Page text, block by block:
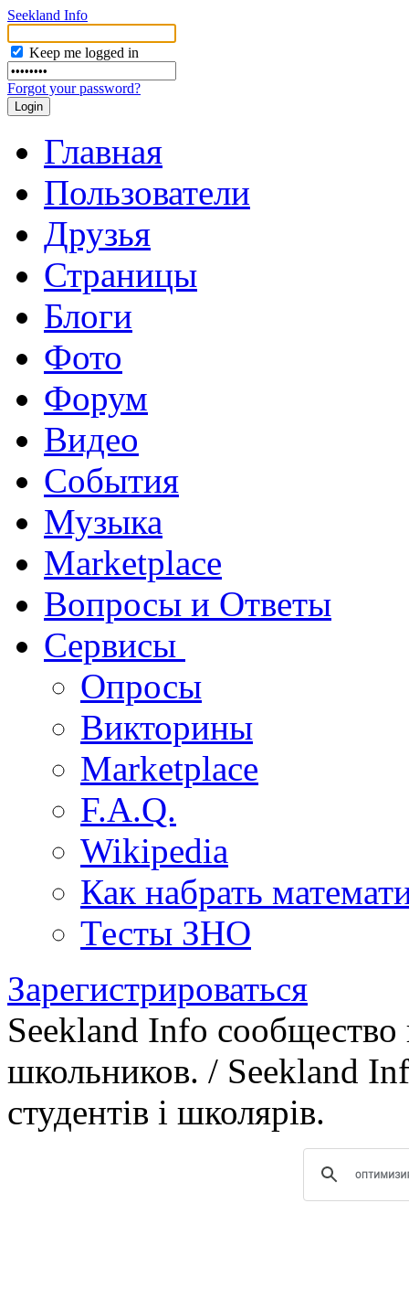
Seekland Info
Keep me logged in
Forgot your password?
Главная
Пользователи
Друзья
Страницы
Блоги
Фото
Форум
Видео
События
Музыка
Marketplace
Вопросы и Ответы
Сервисы
Опросы
Викторины
Marketplace
F.A.Q.
Wikipedia
Как набрать
Тесты ЗНО
Зарегистрироваться
Seekland Info
школьников. / Seekland
студентів і школярів.